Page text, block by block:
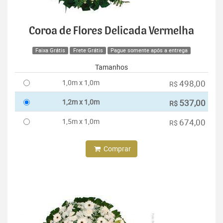
Coroa de Flores Delicada Vermelha
Faixa Grátis Frete Grátis Pague somente após a entrega
Tamanhos
1,0m x 1,0m
R$ 498,00
1,2m x 1,0m R$ 537,00
1,5m x 1,0m R$ 674,00
Comprar